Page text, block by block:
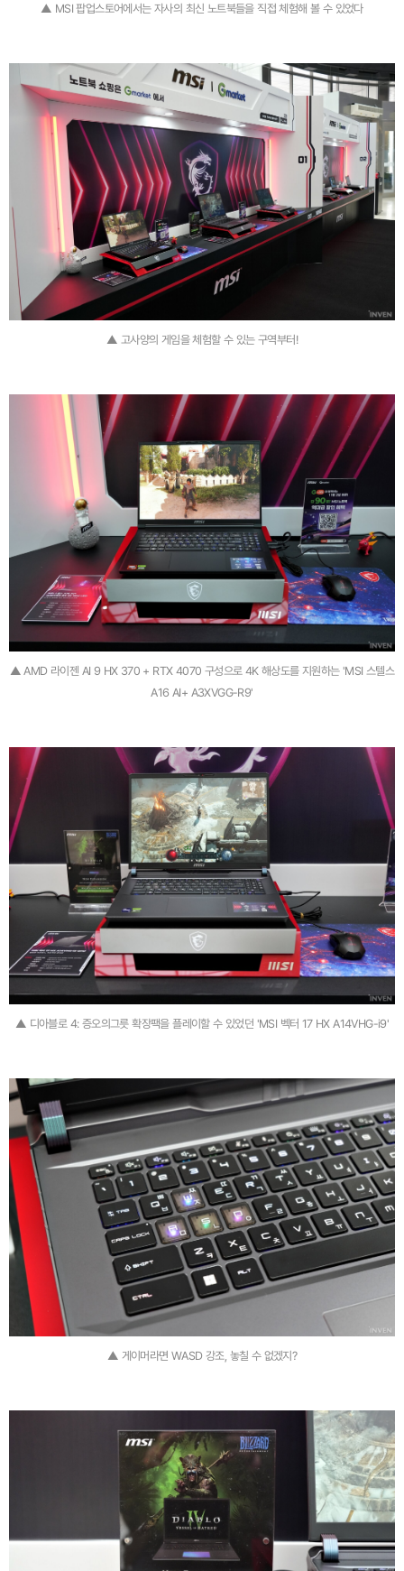
▲ MSI 팝업스토어에서는 자사의 최신 노트북들을 직접 체험해 볼 수 있었다
▲ 고사양의 게임을 체험할 수 있는 구역부터!
▲ AMD 라이젠 AI 9 HX 370 + RTX 4070 구성으로 4K 해상도를 지원하는 'MSI 스텔스
A16 AI+ A3XVGG-R9'
▲ 디아블로 4: 증오의그릇 확장팩을 플레이할 수 있었던 'MSI 벡터 17 HX A14VHG-i9'
▲ 게이머라면 WASD 강조, 놓칠 수 없겠지?